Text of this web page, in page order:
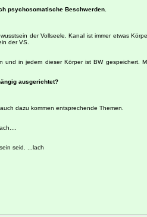
psychosomatische Beschwerden.
der Vollseele. Kanal ist immer etwas
der VS.
in jedem dieser Körper ist BW
ausgerichtet?
dazu kommen entsprechende Themen.
seid. ...lach